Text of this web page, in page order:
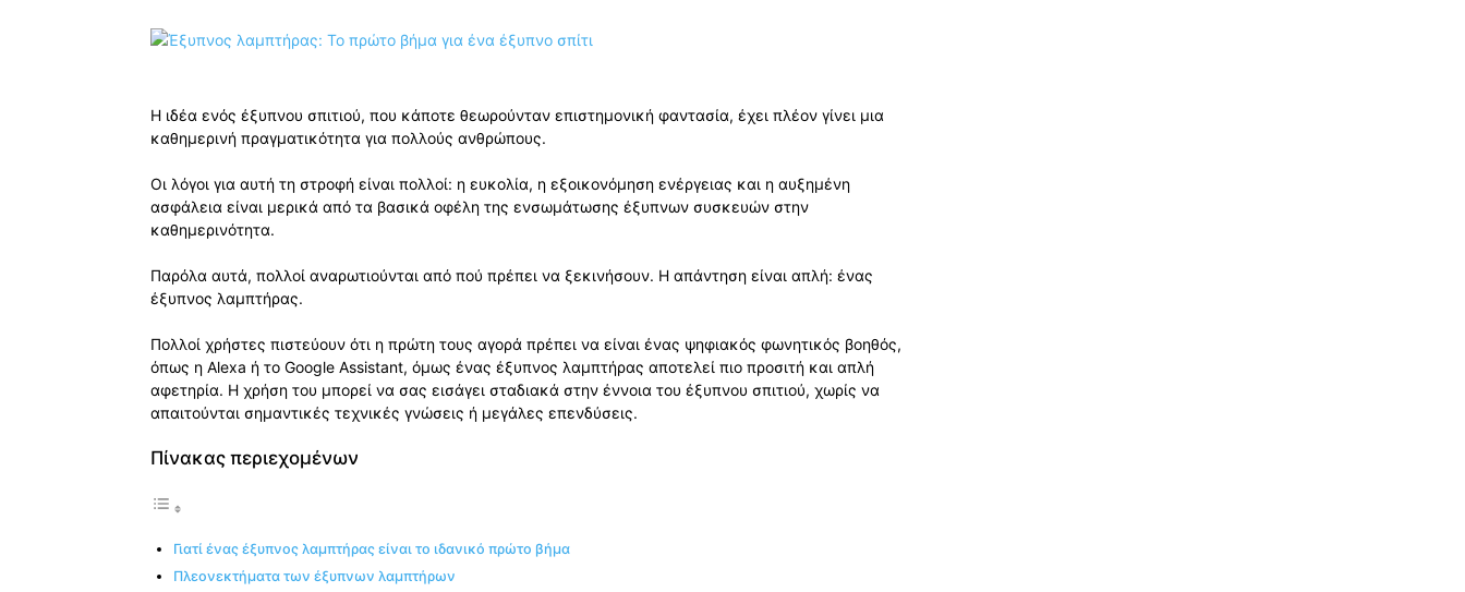
Η ιδέα ενός έξυπνου σπιτιού, που κάποτε θεωρούνταν επιστημονική φαντασία, έχει πλέον γίνει μια
καθημερινή πραγματικότητα για πολλούς ανθρώπους.
Οι λόγοι για αυτή τη στροφή είναι πολλοί: η ευκολία, η εξοικονόμηση ενέργειας και η αυξημένη
ασφάλεια είναι μερικά από τα βασικά οφέλη της ενσωμάτωσης έξυπνων συσκευών στην
καθημερινότητα.
Παρόλα αυτά, πολλοί αναρωτιούνται από πού πρέπει να ξεκινήσουν. Η απάντηση είναι απλή: ένας
έξυπνος λαμπτήρας.
Πολλοί χρήστες πιστεύουν ότι η πρώτη τους αγορά πρέπει να είναι ένας ψηφιακός φωνητικός βοηθός,
όπως η Alexa ή το Google Assistant, όμως ένας έξυπνος λαμπτήρας αποτελεί πιο προσιτή και απλή
αφετηρία. Η χρήση του μπορεί να σας εισάγει σταδιακά στην έννοια του έξυπνου σπιτιού, χωρίς να
απαιτούνται σημαντικές τεχνικές γνώσεις ή μεγάλες επενδύσεις.
Πίνακας περιεχομένων
Γιατί ένας έξυπνος λαμπτήρας είναι το ιδανικό πρώτο βήμα
Πλεονεκτήματα των έξυπνων λαμπτήρων